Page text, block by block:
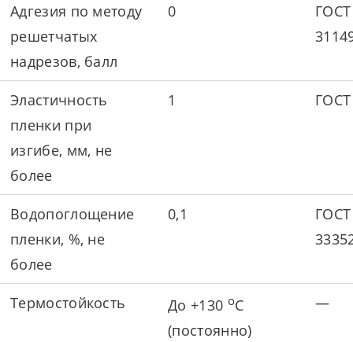
Адгезия по методу
решетчатых
надрезов, балл
0
ГОСТ
Эластичность
пленки при
изгибе, мм, не
более
1
Водопоглощение
пленки, %, не
более
0,1
ГОСТ
Термостойкость До +130 оС
(постоянно)
—